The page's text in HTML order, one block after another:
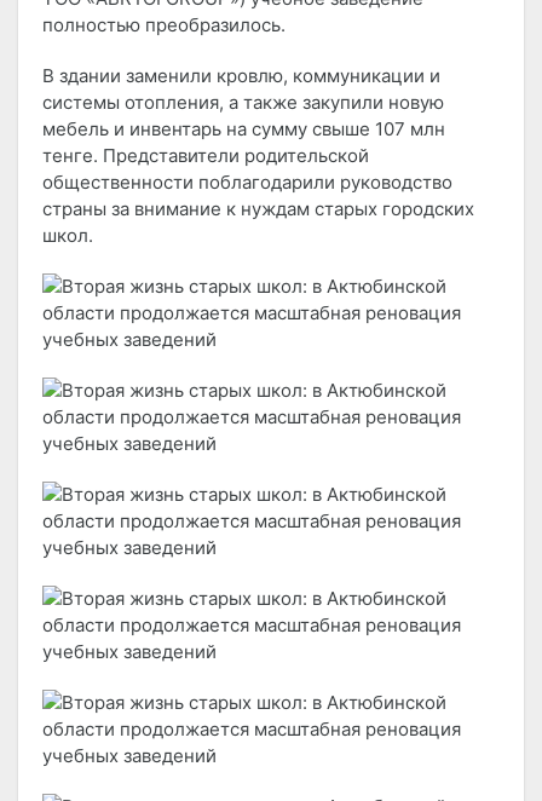
полностью преобразилось.
В здании заменили кровлю, коммуникации и
системы отопления, а также закупили новую
мебель и инвентарь на сумму свыше 107 млн
тенге. Представители родительской
общественности поблагодарили руководство
страны за внимание к нуждам старых городских
школ.